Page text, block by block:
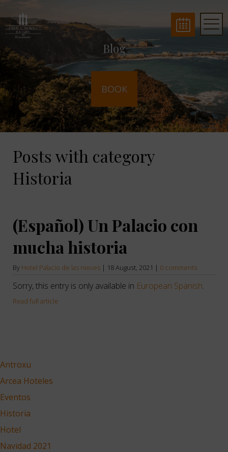
Blog
BOOK
Posts with category
Historia
(Español) Un Palacio con
mucha historia
By Hotel Palacio de las nieves | 18 August, 2021 | 0 comments
Sorry, this entry is only available in European Spanish.
Read full article
Antroxu
Arcea Hoteles
Eventos
Historia
Hotel
Navidad 2021